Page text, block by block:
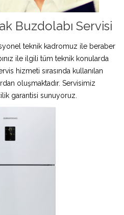
Buzdolabı Servisi
teknik kadromuz ile beraber
ile ilgili tüm teknik konularda
hizmeti sırasında kullanılan
oluşmaktadır. Servisimiz
garantisi sunuyoruz.